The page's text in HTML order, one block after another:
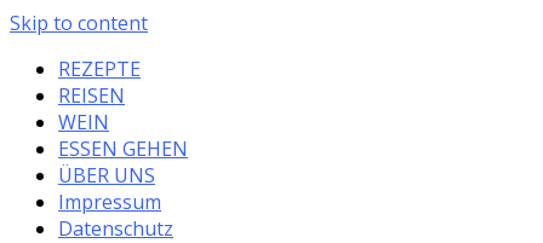
Skip to content
REZEPTE
REISEN
WEIN
ESSEN GEHEN
ÜBER UNS
Impressum
Datenschutz